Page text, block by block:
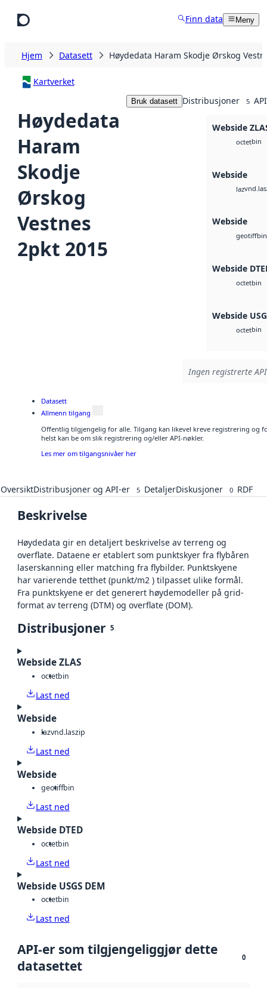
Finn data Meny
Hjem Datasett Høydedata Haram Skodje Ørskog
Kartverket
Høydedata
Haram
Skodje
Ørskog
Vestnes
2pkt 2015
Bruk datasett Distribusjoner 5
Webside
octetbin
Webside
laz
Webside
geotiffbin
Webside
octetbin
Webside
octetbin
Ingen registrerte
Datasett
Allmenn tilgang
Offentlig tilgjengelig for alle. Tilgang kan likevel kreve registrering og
helst kan be om slik registrering og/eller API-nøkler.
Les mer om tilgangsnivåer her
OversiktDistribusjoner og API-er 5 DetaljerDiskusjoner 0 RDF
Beskrivelse
Høydedata gir en detaljert beskrivelse av terreng og
overflate. Dataene er etablert som punktskyer fra flybåren
laserskanning eller matching fra flybilder. Punktskyene
har varierende tetthet (punkt/m2 ) tilpasset ulike formål.
Fra punktskyene er det generert høydemodeller på grid-
format av terreng (DTM) og overflate (DOM).
Distribusjoner 5
Webside ZLAS
octetbin
Last ned
Webside
lazvnd.laszip
Last ned
Webside
geotiffbin
Last ned
Webside DTED
octetbin
Last ned
Webside USGS DEM
octetbin
Last ned
API-er som tilgjengeliggjør dette
datasettet
0